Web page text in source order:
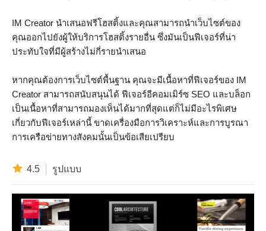
IM Creator นำเสนอฟรีโฮสติ้งและคุณสามารถนำเว็บไซต์ของ
คุณออกไปยังผู้ให้บริการโฮสติ้งรายอื่น ซึ่งมันเป็นฟีเจอร์ที่น่า
ประทับใจที่มีผู้สร้างไม่กี่รายนำเสนอ
หากคุณต้องการเว็บไซต์พื้นฐาน คุณจะมีเนื้อหาที่ฟีเจอร์ของ IM
Creator สามารถสนับสนุนได้ ฟีเจอร์อีคอมเมิร์ซ SEO และบล็อก
เป็นเนื้อหาที่สามารถมองเห็นได้มากที่สุดแต่ก็ไม่มีอะไรพิเศษ
เกี่ยวกับฟีเจอร์เหล่านี้ ขาดเครื่องมือการวิเคราะห์และการบูรณา
การเครือข่ายทางสังคมนั้นเป็นข้อเสียเปรียบ
4.5 รูปแบบ